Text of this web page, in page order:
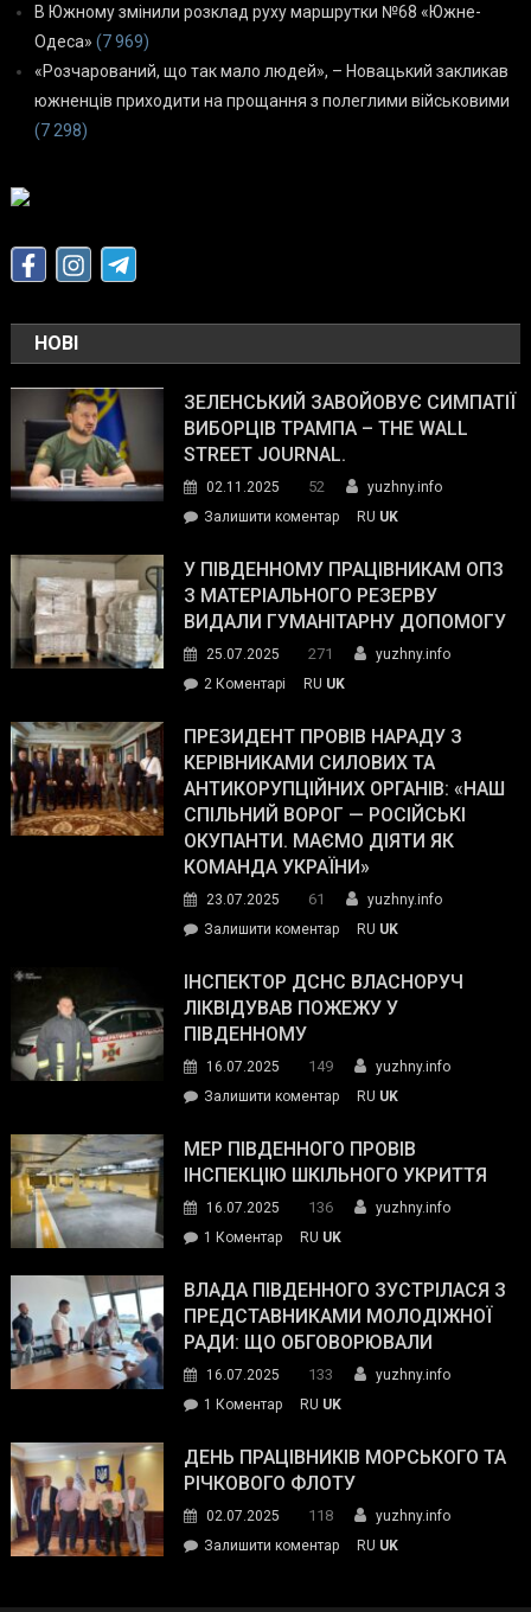
В Южному змінили розклад руху маршрутки №68 «Южне-
Одеса» (7 969)
«Розчарований, що так мало людей», – Новацький закликав
южненців приходити на прощання з полеглими військовими
(7 298)
НОВІ
ЗЕЛЕНСЬКИЙ ЗАВОЙОВУЄ СИМПАТІЇ
ВИБОРЦІВ ТРАМПА – THE WALL
STREET JOURNAL.
02.11.2025 52
yuzhny.info
Залишити коментарon
завойовує
симпатії
виборців
The
Street
Journal.
RU UK
У ПІВДЕННОМУ ПРАЦІВНИКАМ ОПЗ
З МАТЕРІАЛЬНОГО РЕЗЕРВУ
ВИДАЛИ ГУМАНІТАРНУ ДОПОМОГУ
25.07.2025 271
yuzhny.info
2 Коментарі
Південному
працівникам
ОПЗ
з
матеріального
резерву
гуманітарну
допомогу
RU UK
ПРЕЗИДЕНТ ПРОВІВ НАРАДУ З
КЕРІВНИКАМИ СИЛОВИХ ТА
АНТИКОРУПЦІЙНИХ ОРГАНІВ: «НАШ
СПІЛЬНИЙ ВОРОГ — РОСІЙСЬКІ
ОКУПАНТИ. МАЄМО ДІЯТИ ЯК
КОМАНДА УКРАЇНИ»
23.07.2025 61
yuzhny.info
Залишити коментарon
провів
нараду
силових
та
органів:
«Наш
спільний
окупанти.
Маємо
діяти
команда
RU UK
ІНСПЕКТОР ДСНС ВЛАСНОРУЧ
ЛІКВІДУВАВ ПОЖЕЖУ У
ПІВДЕННОМУ
16.07.2025 149
yuzhny.info
Залишити коментарon
ДСНС
власноруч
пожежу
у
RU UK
МЕР ПІВДЕННОГО ПРОВІВ
ІНСПЕКЦІЮ ШКІЛЬНОГО УКРИТТЯ
16.07.2025 136
yuzhny.info
1 Коментардо
Південного
провів
інспекцію
укриття
RU UK
ВЛАДА ПІВДЕННОГО ЗУСТРІЛАСЯ З
ПРЕДСТАВНИКАМИ МОЛОДІЖНОЇ
РАДИ: ЩО ОБГОВОРЮВАЛИ
16.07.2025 133
yuzhny.info
1 Коментардо
Південного
зустрілася
представниками
молодіжної
RU UK
ДЕНЬ ПРАЦІВНИКІВ МОРСЬКОГО ТА
РІЧКОВОГО ФЛОТУ
02.07.2025 118
yuzhny.info
Залишити коментарon
RU UK